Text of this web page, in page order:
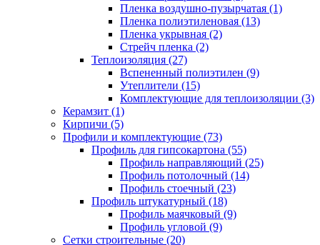
Пленка воздушно-пузырчатая (1)
Пленка полиэтиленовая (13)
Пленка укрывная (2)
Стрейч пленка (2)
Теплоизоляция (27)
Вспененный полиэтилен (9)
Утеплители (15)
Комплектующие для теплоизоляции (3)
Керамзит (1)
Кирпичи (5)
Профили и комплектующие (73)
Профиль для гипсокартона (55)
Профиль направляющий (25)
Профиль потолочный (14)
Профиль стоечный (23)
Профиль штукатурный (18)
Профиль маячковый (9)
Профиль угловой (9)
Сетки строительные (20)